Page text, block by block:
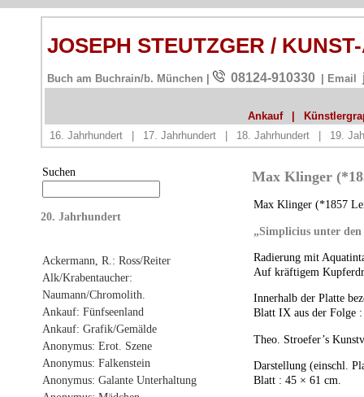
JOSEPH STEUTZGER /
Buch am Buchrain/b. München | 08124-910330 | Email
Ankauf
16. Jahrhundert
17. Jahrhundert 18. Jahrhundert 19.
Suchen
20. Jahrhundert
Ackermann, R.: Ross/Reiter
Alk/Krabentaucher:
Naumann/Chromolith.
Ankauf: Fünfseenland
Ankauf: Grafik/Gemälde
Anonymus: Erot. Szene
Anonymus: Falkenstein
Anonymus: Galante Unterhaltung
Max Klinger
Max Klinger (*1857
„Simplicius unter den
Radierung mit
Auf kräftigem
Innerhalb der Platte
Blatt IX aus der Folge
Theo. Stroefer’s
Darstellung (einschl.
Blatt : 45 × 61 cm.